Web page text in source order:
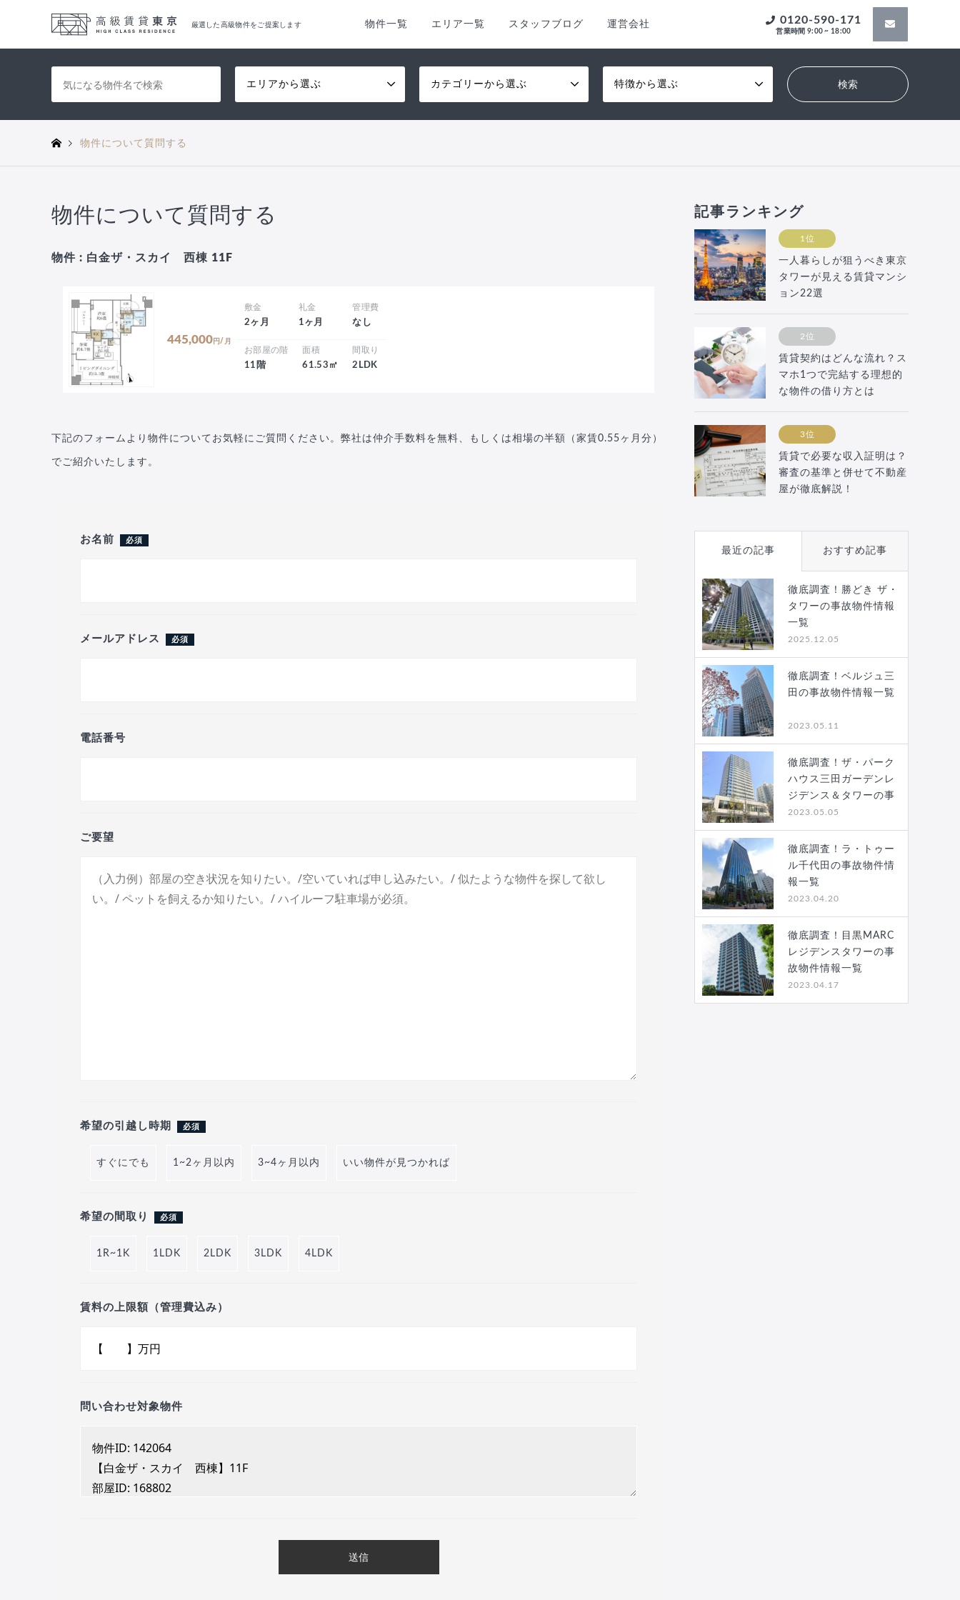
厳選した高級物件をご提案します 物件一覧 エリア一覧 スタッフブログ 運営会社 0120-590-171
営業時間 9:00 ~ 18:00
エリアから選ぶ カテゴリーから選ぶ 特徴から選ぶ
物件について質問する
物件について質問する
物件 : 白金ザ・スカイ 西棟 11F
445,000 円/月
敷金
2ヶ月
礼金
1ヶ月
管理費
なし
お部屋の階
11階
面積
61.53㎡
間取り
2LDK
下記のフォームより物件についてお気軽にご質問ください。弊社は仲介手数料を無料、もしくは相場の半額（家賃0.55ヶ月分）
でご紹介いたします。
お名前 必須
メールアドレス 必須
電話番号
ご要望
希望の引越し時期 必須
すぐにでも 1~2ヶ月以内 3~4ヶ月以内 いい物件が見つかれば
希望の間取り 必須
1R~1K 1LDK 2LDK 3LDK 4LDK
賃料の上限額（管理費込み）
問い合わせ対象物件
記事ランキング
1位
一人暮らしが狙うべき東京
タワーが見える賃貸マンシ
ョン22選
2位
賃貸契約はどんな流れ？ス
マホ1つで完結する理想的
な物件の借り方とは
3位
賃貸で必要な収入証明は？
審査の基準と併せて不動産
屋が徹底解説！
最近の記事 おすすめ記事
徹底調査！勝どき ザ・
タワーの事故物件情報
一覧
2025.12.05
徹底調査！ベルジュ三
田の事故物件情報一覧
2023.05.11
徹底調査！ザ・パーク
ハウス三田ガーデンレ
ジデンス＆タワーの事
故…
2023.05.05
徹底調査！ラ・トゥー
ル千代田の事故物件情
報一覧
2023.04.20
徹底調査！目黒MARC
レジデンスタワーの事
故物件情報一覧
2023.04.17